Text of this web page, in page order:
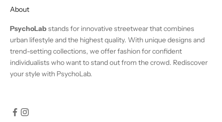
About
PsychoLabstands for innovative streetwear that combines
urban lifestyle and the highest quality. With unique designs and
trend-setting collections, we offer fashion for confident
individualists who want to stand out from the crowd. Rediscover
your style with PsychoLab.